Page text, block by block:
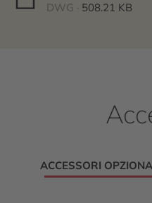
DWG · 508.21 KB
ACCESSORI